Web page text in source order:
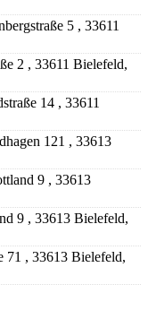
5 , 33611
2 , 33611 Bielefeld,
14 , 33611
121 , 33613
9 , 33613
9 , 33613 Bielefeld,
71 , 33613 Bielefeld,